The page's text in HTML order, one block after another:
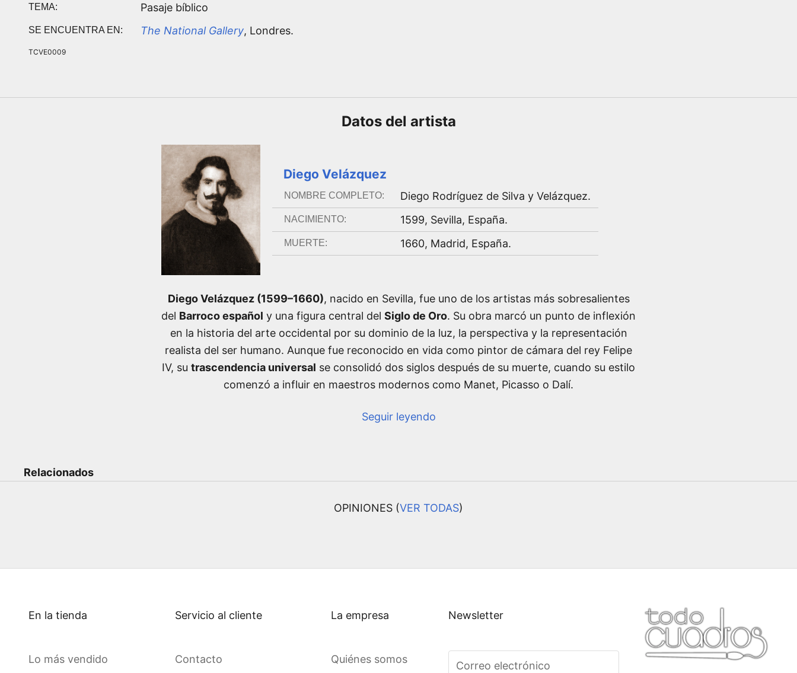
TEMA: Pasaje bíblico
SE ENCUENTRA EN: The National Gallery, Londres.
TCVE0009
Datos del artista
Diego Velázquez
NOMBRE COMPLETO: Diego Rodríguez de Silva y Velázquez.
NACIMIENTO: 1599, Sevilla, España.
MUERTE: 1660, Madrid, España.
Diego Velázquez (1599–1660), nacido en Sevilla, fue uno de los artistas más sobresalientes
del Barroco español y una figura central del Siglo de Oro. Su obra marcó un punto de inflexión
en la historia del arte occidental por su dominio de la luz, la perspectiva y la representación
realista del ser humano. Aunque fue reconocido en vida como pintor de cámara del rey Felipe
IV, su trascendencia universal se consolidó dos siglos después de su muerte, cuando su estilo
comenzó a influir en maestros modernos como Manet, Picasso o Dalí.
Seguir leyendo
Relacionados
OPINIONES (VER TODAS)
En la tienda
Lo más vendido
Servicio al cliente
Contacto
La empresa
Quiénes somos
Newsletter